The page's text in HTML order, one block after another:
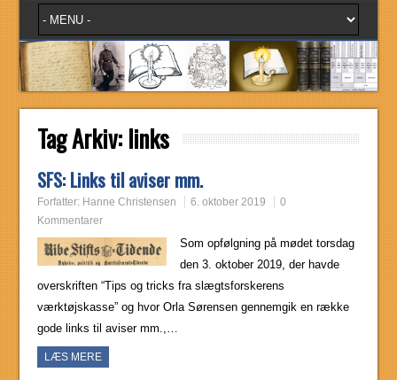
Tag Arkiv: links
SFS: Links til aviser mm.
Forfatter: Hanne Christensen 6. oktober 2019
0
Kommentarer
Som opfølgning på mødet torsdag
den 3. oktober 2019, der havde
overskriften “Tips og tricks fra slægtsforskerens
værktøjskasse” og hvor Orla Sørensen gennemgik en række
gode links til aviser mm.,…
LÆS MERE